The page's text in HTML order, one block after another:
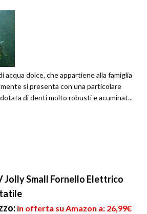
acqua dolce, che appartiene alla famiglia
si presenta con una particolare
di denti molto robusti e acuminat...
Jolly Small Fornello Elettrico
in offerta su Amazon a: 26,99€